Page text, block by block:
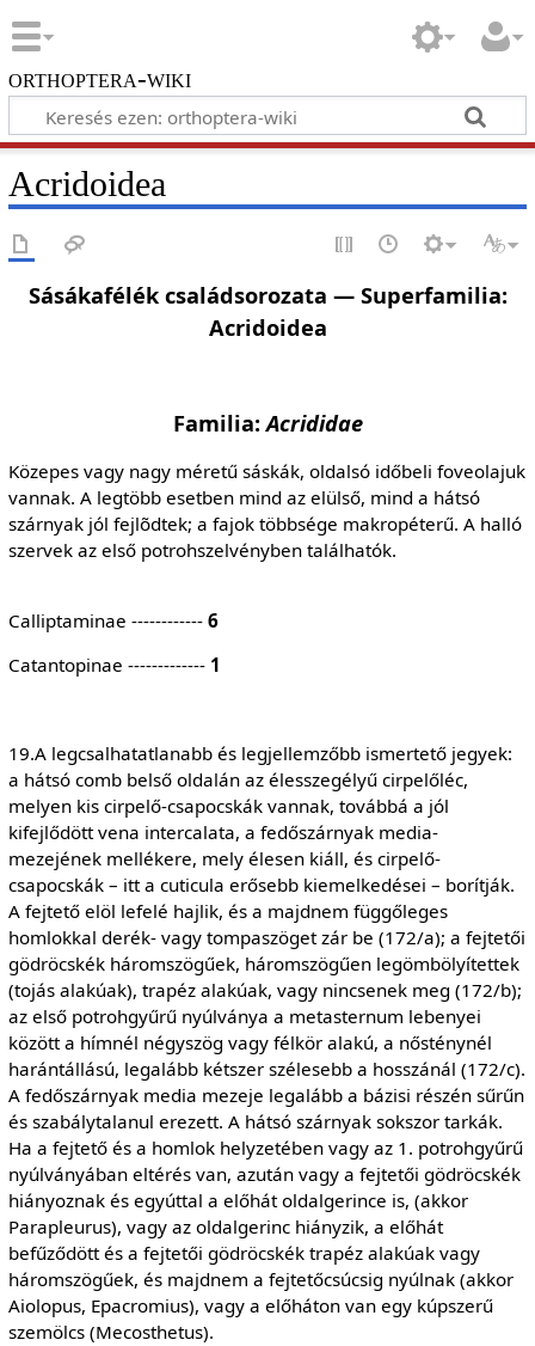
orthoptera-wiki
Acridoidea
Sásákafélék családsorozata — Superfamilia:
Acridoidea
Familia:Acrididae
Közepes vagy nagy méretű sáskák, oldalsó időbeli foveolajuk
vannak. A legtöbb esetben mind az elülső, mind a hátsó
szárnyak jól fejlõdtek; a fajok többsége makropéterű. A halló
szervek az első potrohszelvényben találhatók.
Calliptaminae ------------ 6
Catantopinae ------------- 1
19.A legcsalhatatlanabb és legjellemzőbb ismertető jegyek:
a hátsó comb belső oldalán az élesszegélyű cirpelőléc,
melyen kis cirpelő-csapocskák vannak, továbbá a jól
kifejlődött vena intercalata, a fedőszárnyak media-
mezejének mellékere, mely élesen kiáll, és cirpelő-
csapocskák – itt a cuticula erősebb kiemelkedései – borítják.
A fejtető elöl lefelé hajlik, és a majdnem függőleges
homlokkal derék- vagy tompaszöget zár be (172/a); a fejtetői
gödröcskék háromszögűek, háromszögűen legömbölyítettek
(tojás alakúak), trapéz alakúak, vagy nincsenek meg (172/b);
az első potrohgyűrű nyúlványa a metasternum lebenyei
között a hímnél négyszög vagy félkör alakú, a nősténynél
harántállású, legalább kétszer szélesebb a hosszánál (172/c).
A fedőszárnyak media mezeje legalább a bázisi részén sűrűn
és szabálytalanul erezett. A hátsó szárnyak sokszor tarkák.
Ha a fejtető és a homlok helyzetében vagy az 1. potrohgyűrű
nyúlványában eltérés van, azután vagy a fejtetői gödröcskék
hiányoznak és egyúttal a előhát oldalgerince is, (akkor
Parapleurus), vagy az oldalgerinc hiányzik, a előhát
befűződött és a fejtetői gödröcskék trapéz alakúak vagy
háromszögűek, és majdnem a fejtetőcsúcsig nyúlnak (akkor
Aiolopus, Epacromius), vagy a előháton van egy kúpszerű
szemölcs (Mecosthetus).